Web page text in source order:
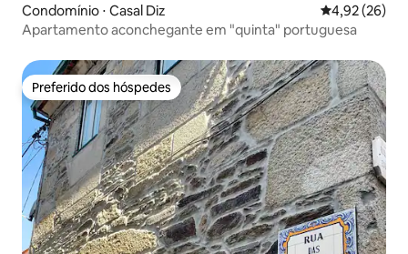
Condomínio ⋅ Casal Diz 4,92 de uma
4,92 (26)
Apartamento aconchegante em "quinta" portuguesa
Preferido dos hóspedes
Preferido dos hóspedes